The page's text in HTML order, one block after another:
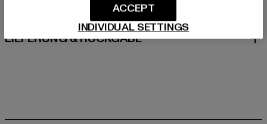
LIEFERUNG & RÜCKGABE
INDIVIDUAL SETTINGS
ACCEPT